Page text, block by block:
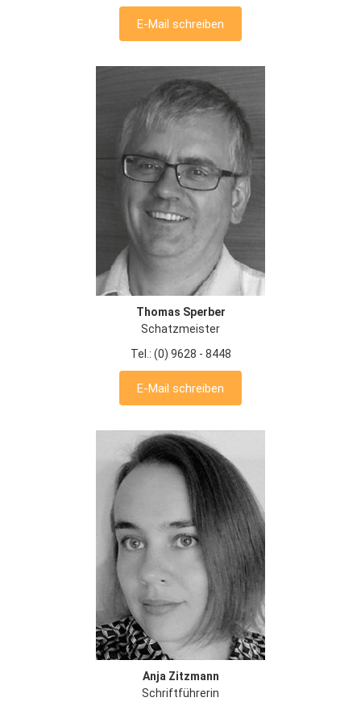
E-Mail schreiben
Thomas Sperber
Schatzmeister
Tel.: (0) 9628 - 8448
E-Mail schreiben
Anja Zitzmann
Schriftführerin